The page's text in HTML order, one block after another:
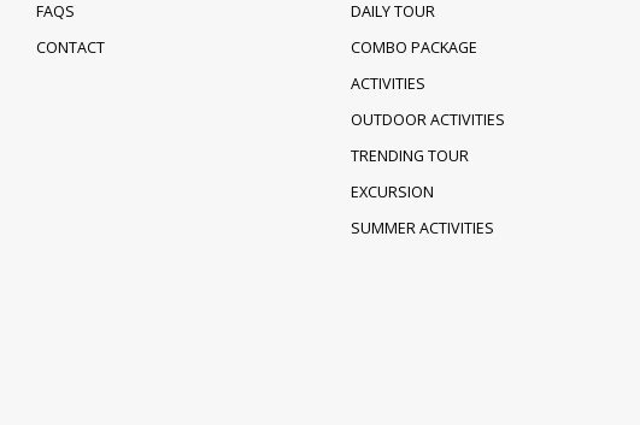
FAQS
CONTACT
DAILY TOUR
COMBO PACKAGE
ACTIVITIES
OUTDOOR ACTIVITIES
TRENDING TOUR
EXCURSION
SUMMER ACTIVITIES